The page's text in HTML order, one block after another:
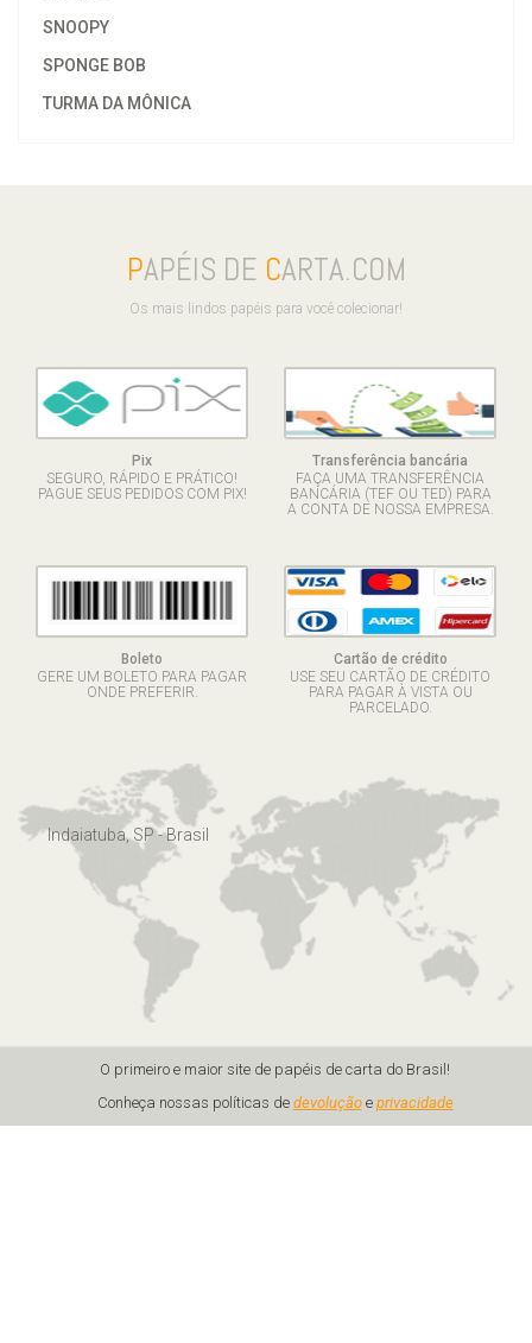
SNOOPY
SPONGE BOB
TURMA DA MÔNICA
PAPÉIS DE CARTA.COM
Os mais lindos papéis para você colecionar!
Pix
SEGURO, RÁPIDO E PRÁTICO!
PAGUE SEUS PEDIDOS COM PIX!
Transferência bancária
FAÇA UMA TRANSFERÊNCIA
BANCÁRIA (TEF OU TED) PARA
A CONTA DE NOSSA EMPRESA.
Boleto
GERE UM BOLETO PARA PAGAR
ONDE PREFERIR.
Cartão de crédito
USE SEU CARTÃO DE CRÉDITO
PARA PAGAR À VISTA OU
PARCELADO.
Indaiatuba, SP - Brasil
O primeiro e maior site de papéis de carta do Brasil!
Conheça nossas políticas de devoluçãoe privacidade